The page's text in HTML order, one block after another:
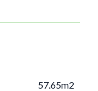
57.65m2